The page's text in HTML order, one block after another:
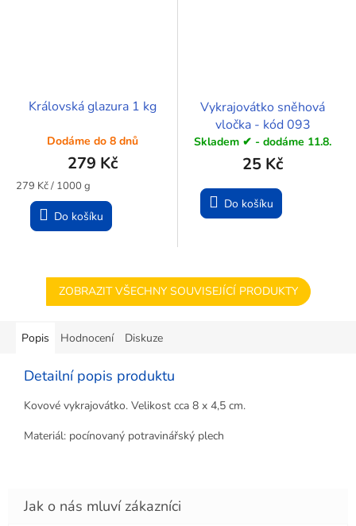
Královská glazura 1 kg
Dodáme do 8 dnů
279 Kč
Měrná
cena:
279 Kč / 1000 g
Do košíku
Vykrajovátko sněhová
vločka - kód 093
Skladem ✔ - dodáme 11.8.
25 Kč
Do košíku
ZOBRAZIT VŠECHNY SOUVISEJÍCÍ PRODUKTY
Popis Hodnocení Diskuze
Detailní popis produktu
Kovové vykrajovátko. Velikost cca 8 x 4,5 cm.
Materiál: pocínovaný potravinářský plech